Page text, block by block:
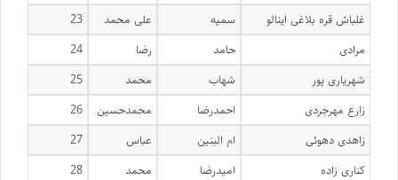
غلباش قره بلاغی اینالو
سمیه علی محمد
23
مرادی
حامد رضا
24
شهریاری پور
شهاب محمد
25
زارع مهرجردی
احمدرضا محمدحسین
26
زاهدی دهوئی
ام البنین عباس
27
کناری زاده
امیدرضا محمد
28